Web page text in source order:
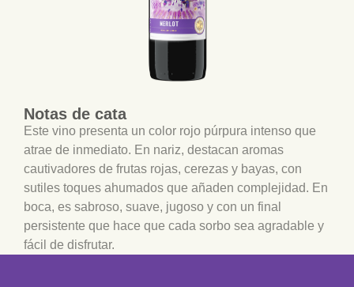
Notas de cata
Este vino presenta un color rojo púrpura intenso que
atrae de inmediato. En nariz, destacan aromas
cautivadores de frutas rojas, cerezas y bayas, con
sutiles toques ahumados que añaden complejidad. En
boca, es sabroso, suave, jugoso y con un final
persistente que hace que cada sorbo sea agradable y
fácil de disfrutar.